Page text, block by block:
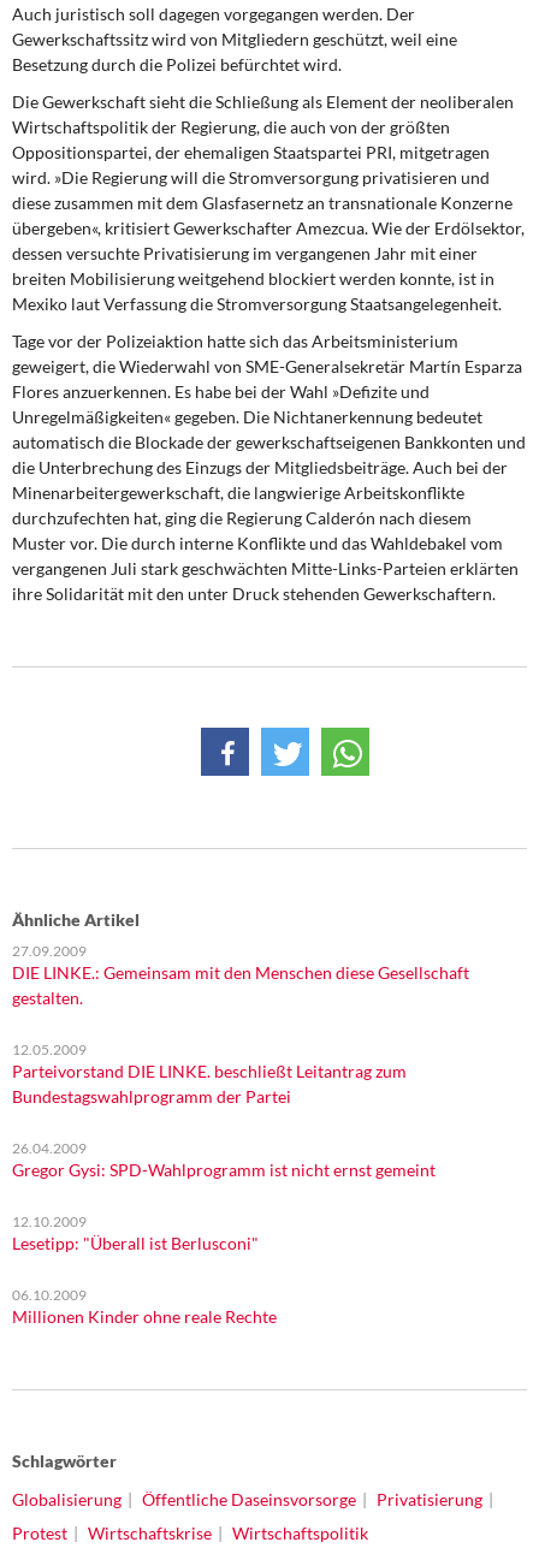
Auch juristisch soll dagegen vorgegangen werden. Der
Gewerkschaftssitz wird von Mitgliedern geschützt, weil eine
Besetzung durch die Polizei befürchtet wird.
Die Gewerkschaft sieht die Schließung als Element der neoliberalen
Wirtschaftspolitik der Regierung, die auch von der größten
Oppositionspartei, der ehemaligen Staatspartei PRI, mitgetragen
wird. »Die Regierung will die Stromversorgung privatisieren und
diese zusammen mit dem Glasfasernetz an transnationale Konzerne
übergeben«, kritisiert Gewerkschafter Amezcua. Wie der Erdölsektor,
dessen versuchte Privatisierung im vergangenen Jahr mit einer
breiten Mobilisierung weitgehend blockiert werden konnte, ist in
Mexiko laut Verfassung die Stromversorgung Staatsangelegenheit.
Tage vor der Polizeiaktion hatte sich das Arbeitsministerium
geweigert, die Wiederwahl von SME-Generalsekretär Martín Esparza
Flores anzuerkennen. Es habe bei der Wahl »Defizite und
Unregelmäßigkeiten« gegeben. Die Nichtanerkennung bedeutet
automatisch die Blockade der gewerkschaftseigenen Bankkonten und
die Unterbrechung des Einzugs der Mitgliedsbeiträge. Auch bei der
Minenarbeitergewerkschaft, die langwierige Arbeitskonflikte
durchzufechten hat, ging die Regierung Calderón nach diesem
Muster vor. Die durch interne Konflikte und das Wahldebakel vom
vergangenen Juli stark geschwächten Mitte-Links-Parteien erklärten
ihre Solidarität mit den unter Druck stehenden Gewerkschaftern.
Ähnliche Artikel
27.09.2009
DIE LINKE.: Gemeinsam mit den Menschen diese Gesellschaft
gestalten.
12.05.2009
Parteivorstand DIE LINKE. beschließt Leitantrag zum
Bundestagswahlprogramm der Partei
26.04.2009
Gregor Gysi: SPD-Wahlprogramm ist nicht ernst gemeint
12.10.2009
Lesetipp: "Überall ist Berlusconi"
06.10.2009
Millionen Kinder ohne reale Rechte
Schlagwörter
Globalisierung
Öffentliche Daseinsvorsorge
Privatisierung
Protest
Wirtschaftskrise Wirtschaftspolitik